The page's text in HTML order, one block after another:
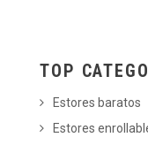
TOP
Estores baratos
Estores